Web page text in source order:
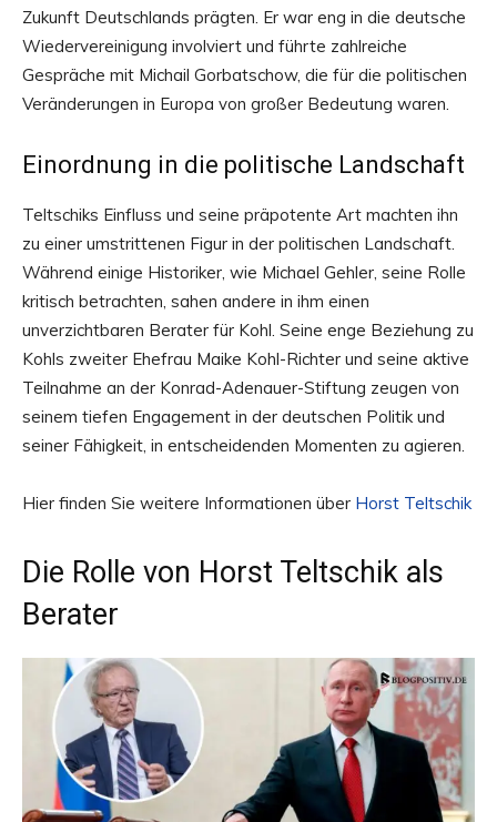
Zukunft Deutschlands prägten. Er war eng in die deutsche
Wiedervereinigung involviert und führte zahlreiche
Gespräche mit Michail Gorbatschow, die für die politischen
Veränderungen in Europa von großer Bedeutung waren.
Einordnung in die politische Landschaft
Teltschiks Einfluss und seine präpotente Art machten ihn
zu einer umstrittenen Figur in der politischen Landschaft.
Während einige Historiker, wie Michael Gehler, seine Rolle
kritisch betrachten, sahen andere in ihm einen
unverzichtbaren Berater für Kohl. Seine enge Beziehung zu
Kohls zweiter Ehefrau Maike Kohl-Richter und seine aktive
Teilnahme an der Konrad-Adenauer-Stiftung zeugen von
seinem tiefen Engagement in der deutschen Politik und
seiner Fähigkeit, in entscheidenden Momenten zu agieren.
Hier finden Sie weitere Informationen über Horst Teltschik
Die Rolle von Horst Teltschik als
Berater